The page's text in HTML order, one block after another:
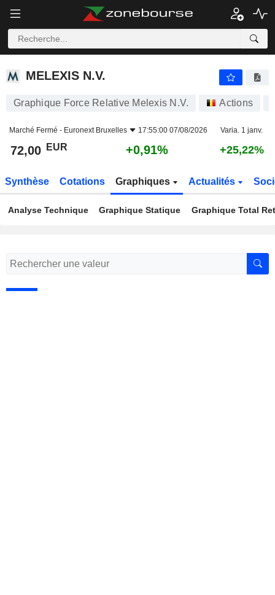
MELEXIS N.V.
MELEXIS N.V.
Graphique Force Relative Melexis N.V. Actions
Marché Fermé - Euronext Bruxelles 17:55:00 07/08/2026 Varia. 1 janv.
72,00 EUR +0,91% +25,22%
Synthèse Cotations Graphiques Actualités
Analyse Technique Graphique Statique Graphique Total